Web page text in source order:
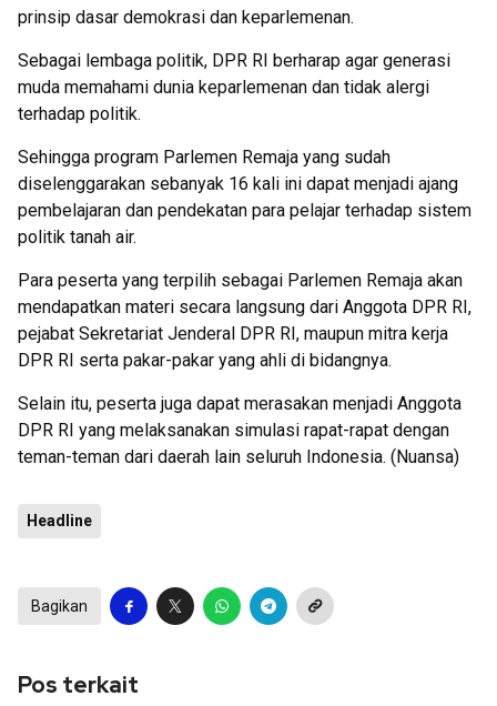
prinsip dasar demokrasi dan keparlemenan.
Sebagai lembaga politik, DPR RI berharap agar generasi
muda memahami dunia keparlemenan dan tidak alergi
terhadap politik.
Sehingga program Parlemen Remaja yang sudah
diselenggarakan sebanyak 16 kali ini dapat menjadi ajang
pembelajaran dan pendekatan para pelajar terhadap sistem
politik tanah air.
Para peserta yang terpilih sebagai Parlemen Remaja akan
mendapatkan materi secara langsung dari Anggota DPR RI,
pejabat Sekretariat Jenderal DPR RI, maupun mitra kerja
DPR RI serta pakar-pakar yang ahli di bidangnya.
Selain itu, peserta juga dapat merasakan menjadi Anggota
DPR RI yang melaksanakan simulasi rapat-rapat dengan
teman-teman dari daerah lain seluruh Indonesia. (Nuansa)
Headline
Bagikan
Pos terkait